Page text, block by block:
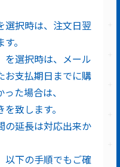
択時は、注文日翌
。
選択時は、メール
お支払期日までに購
た場合は、
致します。
の延長は対応出来か
以下の手順でもご確